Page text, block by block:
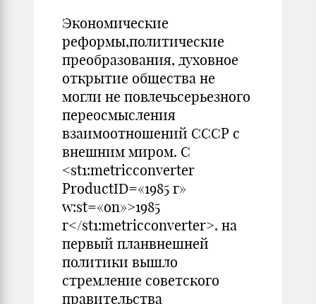
Экономические
реформы,политические
преобразования, духовное
открытие общества не
могли не повлечьсерьезного
переосмысления
взаимоотношений СССР с
внешним миром. С
<st1:metricconverter
ProductID=«1985 г»
w:st=«on»>1985
г</st1:metricconverter>. на
первый планвнешней
политики вышло
стремление советского
правительства